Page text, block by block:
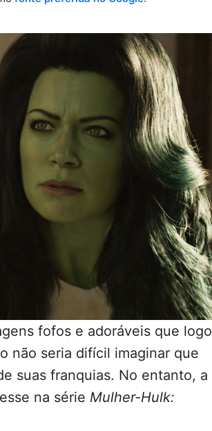
fofos e adoráveis que logo
não seria difícil imaginar que
suas franquias. No entanto, a
na série Mulher-Hulk: